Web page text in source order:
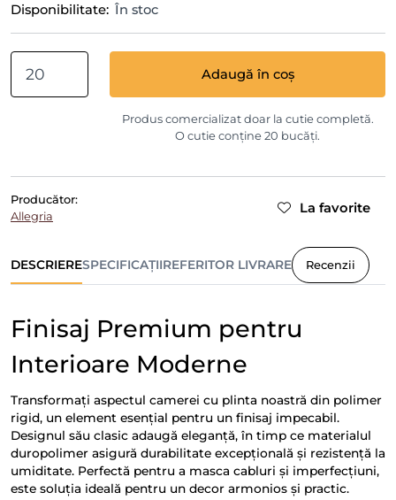
Disponibilitate: În stoc
Adaugă în coș
Produs comercializat doar la cutie completă.
O cutie conține 20 bucăți.
Producător:
Allegria
La favorite
DESCRIERESPECIFICAȚIIREFERITOR LIVRARE Recenzii
Finisaj Premium pentru
Interioare Moderne
Transformați aspectul camerei cu plinta noastră din polimer
rigid, un element esențial pentru un finisaj impecabil.
Designul său clasic adaugă eleganță, în timp ce materialul
duropolimer asigură durabilitate excepțională și rezistență la
umiditate. Perfectă pentru a masca cabluri și imperfecțiuni,
este soluția ideală pentru un decor armonios și practic.